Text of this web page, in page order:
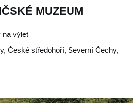
MUZEUM
na výlet
, České středohoří, Severní Čechy,